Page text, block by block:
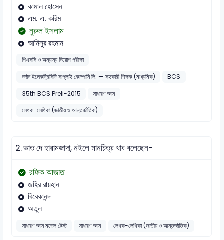
কামাল হোসেন
এম. এ. করিম
নুরুল ইসলাম
আনিসুর রহমান
পিএসসি ও অন্যান্য নিয়োগ পরীক্ষা
নর্দান ইলেকট্রিসিটি সাপ্লাই কোম্পানি লি. — সহকারী শিক্ষক (মাধ্যমিক)
BCS
35th BCS Preli-2015
সাধারণ জ্ঞান
লেখক-লেখিকা (জাতীয় ও আন্তর্জাতিক)
2.ভাত দে হারামজাদা, নইলে মানচিত্র খাব বলেছেন-
রফিক আজাত
জহির রায়হান
বিবেকানন্দ
অতুল
সাধারণ জ্ঞান মডেল টেস্ট সাধারণ জ্ঞান লেখক-লেখিকা (জাতীয় ও আন্তর্জাতিক)